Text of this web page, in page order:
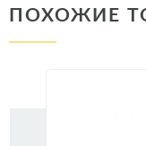
ПОХОЖИЕ